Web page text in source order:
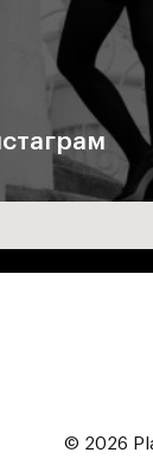
© 2026